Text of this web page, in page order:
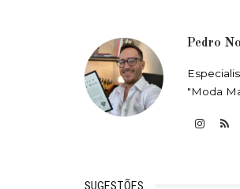
Pedro
"Moda
SUGESTÕES